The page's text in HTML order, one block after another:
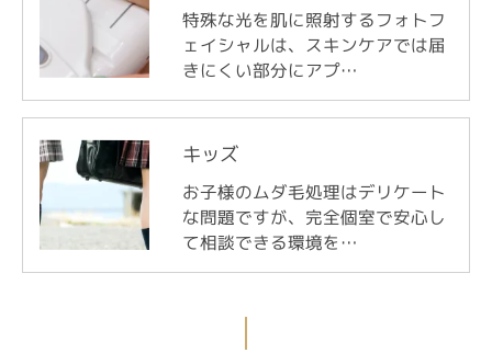
特殊な光を肌に照射するフォトフ
ェイシャルは、スキンケアでは届
きにくい部分にアプ…
キッズ
お子様のムダ毛処理はデリケート
な問題ですが、完全個室で安心し
て相談できる環境を…